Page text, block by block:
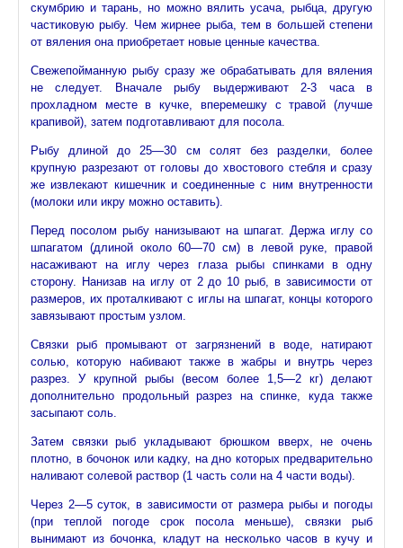
скумбрию и тарань, но можно вялить усача, рыбца, другую
частиковую рыбу. Чем жирнее рыба, тем в большей степени
от вяления она приобретает новые ценные качества.
Свежепойманную рыбу сразу же обрабатывать для вяления
не следует. Вначале рыбу выдерживают 2-3 часа в
прохладном месте в кучке, вперемешку с травой (лучше
крапивой), затем подготавливают для посола.
Рыбу длиной до 25—30 см солят без разделки, более
крупную разрезают от головы до хвостового стебля и сразу
же извлекают кишечник и соединенные с ним внутренности
(молоки или икру можно оставить).
Перед посолом рыбу нанизывают на шпагат. Держа иглу со
шпагатом (длиной около 60—70 см) в левой руке, правой
насаживают на иглу через глаза рыбы спинками в одну
сторону. Нанизав на иглу от 2 до 10 рыб, в зависимости от
размеров, их проталкивают с иглы на шпагат, концы которого
завязывают простым узлом.
Связки рыб промывают от загрязнений в воде, натирают
солью, которую набивают также в жабры и внутрь через
разрез. У крупной рыбы (весом более 1,5—2 кг) делают
дополнительно продольный разрез на спинке, куда также
засыпают соль.
Затем связки рыб укладывают брюшком вверх, не очень
плотно, в бочонок или кадку, на дно которых предварительно
наливают солевой раствор (1 часть соли на 4 части воды).
Через 2—5 суток, в зависимости от размера рыбы и погоды
(при теплой погоде срок посола меньше), связки рыб
вынимают из бочонка, кладут на несколько часов в кучу и